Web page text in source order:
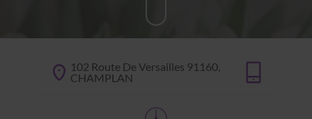
102 Route De Versailles 91160,
CHAMPLAN